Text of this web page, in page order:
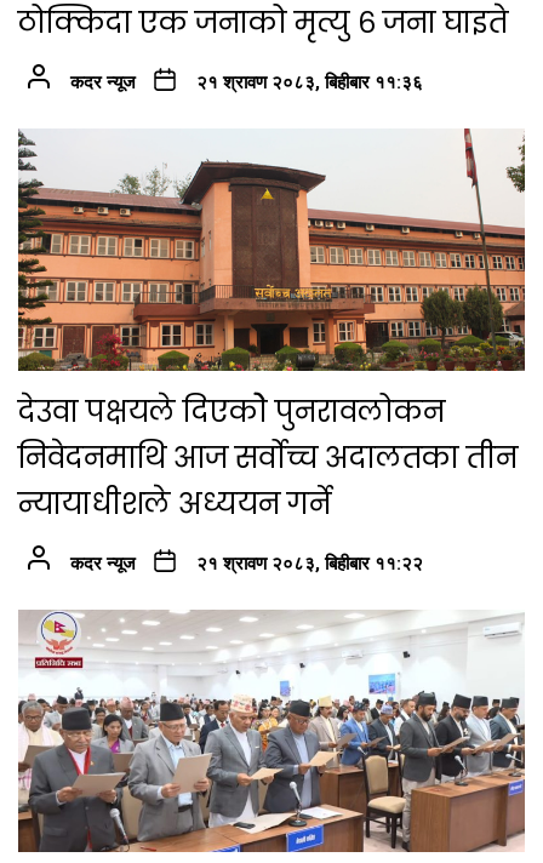
ठोक्किदा एक जनाको मृत्यु ६ जना घाइते
कदर न्यूज २१ श्रावण २०८३, बिहीबार ११:३६
देउवा पक्षयले दिएकोे पुनरावलोकन
निवेदनमाथि आज सर्वोच्च अदालतका तीन
न्यायाधीशले अध्ययन गर्ने
कदर न्यूज २१ श्रावण २०८३, बिहीबार ११:२२